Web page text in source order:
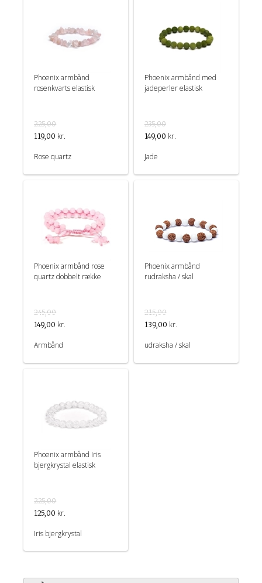
Phoenix armbånd
rosenkvarts elastisk
225,00
119,00 kr.
Rose quartz
Phoenix armbånd med
jadeperler elastisk
235,00
149,00 kr.
Jade
Phoenix armbånd rose
quartz dobbelt række
245,00
149,00 kr.
Armbånd
Phoenix armbånd
rudraksha / skal
215,00
139,00 kr.
udraksha / skal
Phoenix armbånd Iris
bjergkrystal elastisk
225,00
125,00 kr.
Iris bjergkrystal